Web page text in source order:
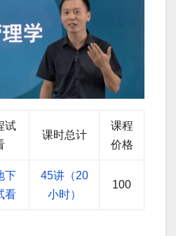
试
课时总计
课程
价格
下
看
45讲（20
小时）
100